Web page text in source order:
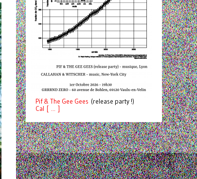
Pif& The Gee Gees (release party !)
Cal [ ... ]